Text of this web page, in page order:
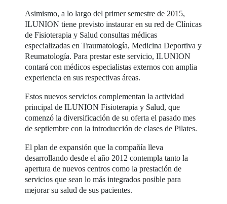
Asimismo, a lo largo del primer semestre de 2015,
ILUNION tiene previsto instaurar en su red de Clínicas
de Fisioterapia y Salud consultas médicas
especializadas en Traumatología, Medicina Deportiva y
Reumatología. Para prestar este servicio, ILUNION
contará con médicos especialistas externos con amplia
experiencia en sus respectivas áreas.
Estos nuevos servicios complementan la actividad
principal de ILUNION Fisioterapia y Salud, que
comenzó la diversificación de su oferta el pasado mes
de septiembre con la introducción de clases de Pilates.
El plan de expansión que la compañía lleva
desarrollando desde el año 2012 contempla tanto la
apertura de nuevos centros como la prestación de
servicios que sean lo más integrados posible para
mejorar su salud de sus pacientes.